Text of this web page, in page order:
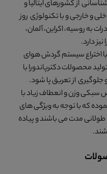
از کشورهای ایتالیا و
و خارجی و با تکنولوژی روز
به روسیه، اکراین، آلمان،
دارد.
با اختراع سیستم گردش هوای
محصولات دکترپاندورا با
از تعریق پا شود.
وزن و انعطاف زیاد با
که با توجه به ویژگی های
مدت می باشند و پیاده